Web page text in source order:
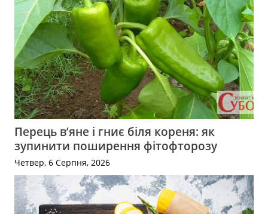
Перець в’яне і гниє біля кореня: як
зупинити поширення фітофторозу
Четвер, 6 Серпня, 2026